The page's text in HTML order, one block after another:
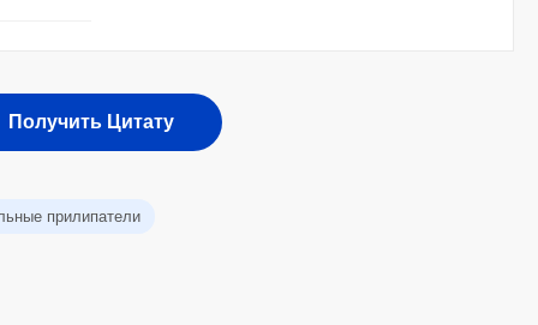
Получить Цитату
прилипатели